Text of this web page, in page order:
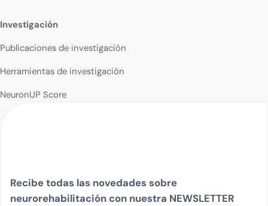
Investigación
Publicaciones de investigación
Herramientas de investigación
NeuronUP Score
Recibe todas las novedades sobre
neurorehabilitación con nuestra NEWSLETTER